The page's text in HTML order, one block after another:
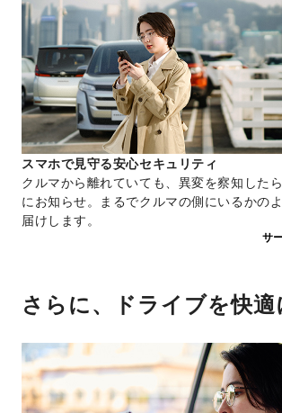
スマホで見守る安心セキュリティ
クルマから離れていても、異変を察知した
にお知らせ。まるでクルマの側にいるかの
届けします。
サ
さらに、ドライブを快適